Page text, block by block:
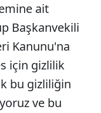
ait
Başkanvekili
Kanunu'na
için gizlilik
bu gizliliğin
ve bu